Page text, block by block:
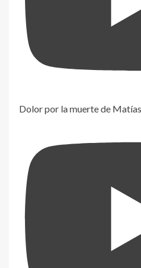
Dolor por la muerte de Matías